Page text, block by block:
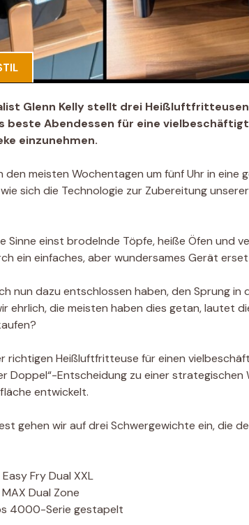
Glenn Kelly stellt drei
beste Abendessen für eine
einzunehmen.
den meisten Wochentagen um fünf Uhr in eine
sich die Technologie zur Zubereitung
Sinne einst brodelnde Töpfe, heiße Öfen und
ein einfaches, aber wundersames Gerät
nun dazu entschlossen haben, den Sprung
ehrlich, die meisten haben dies getan, lautet
richtigen Heißluftfritteuse für einen
Doppel“-Entscheidung zu einer
entwickelt.
gehen wir auf drei Schwergewichte ein, die
Easy Fry Dual XXL
MAX Dual Zone
4000-Serie gestapelt